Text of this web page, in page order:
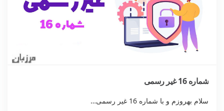
شماره 16 غیر رسمی
سلام بهروزم و با شماره 16 غیر رسمی…